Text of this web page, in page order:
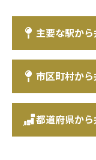
主要な駅か
市区町村か
都道府県か